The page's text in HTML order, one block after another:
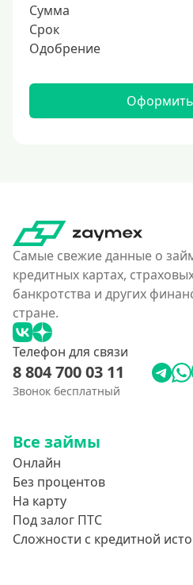
Сумма
Срок
Одобрение
Оформить
Самые свежие данные о
кредитных картах,
банкротства и других
стране.
Телефон для связи
8 804 700 03 11
Звонок бесплатный
Все займы
Онлайн
Без процентов
На карту
Под залог ПТС
Сложности с кредитной